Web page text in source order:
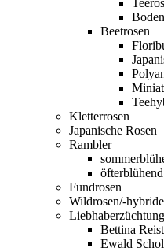
Beetrosen
Kletterrosen
Japanische Rosen
Rambler
öfterblühend
Fundrosen
Wildrosen/-hybride
Bettina
Ewald